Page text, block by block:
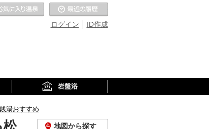
ID作成
ログイン
お気に入りの温泉
岩盤浴
湯おすすめ
松
地図から探す